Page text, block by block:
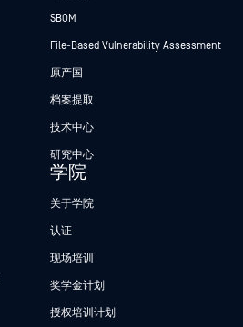
SBOM
File-Based Vulnerability Assessment
原产国
档案提取
技术中心
研究中心
学院
关于学院
认证
现场培训
奖学金计划
授权培训计划